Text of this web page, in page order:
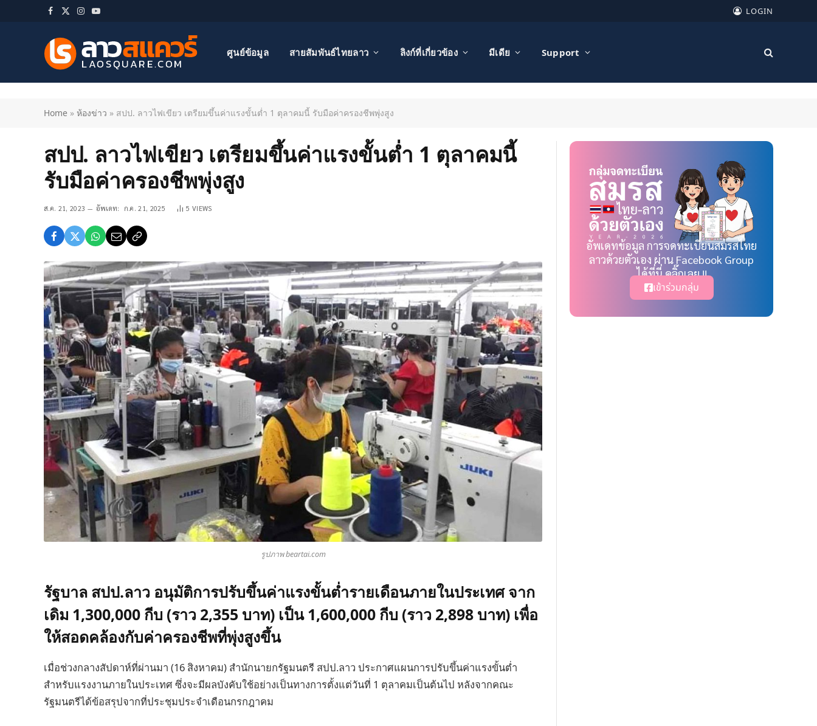
Facebook
X
Instagram
YouTube LOGIN
ศูนย์ข้อมูล สายสัมพันธ์ไทยลาว ลิงก์ที่เกี่ยวข้อง มีเดีย Support
Home » ห้องข่าว » สปป. ลาวไฟเขียว เตรียมขึ้นค่าแรงขั้นต่ำ 1 ตุลาคมนี้ รับมือค่าครองชีพพุ่งสูง
สปป. ลาวไฟเขียว เตรียมขึ้นค่าแรงขั้นต่ำ 1 ตุลาคมนี้
รับมือค่าครองชีพพุ่งสูง
ส.ค. 21, 2023 อัพเดท: ก.ค. 21, 2025 5 VIEWS
รูปภาพ beartai.com
รัฐบาล สปป.ลาว อนุมัติการปรับขึ้นค่าแรงขั้นต่ำรายเดือนภายในประเทศ จาก
เดิม 1,300,000 กีบ (ราว 2,355 บาท) เป็น 1,600,000 กีบ (ราว 2,898 บาท) เพื่อ
ให้สอดคล้องกับค่าครองชีพที่พุ่งสูงขึ้น
เมื่อช่วงกลางสัปดาห์ที่ผ่านมา (16 สิงหาคม) สำนักนายกรัฐมนตรี สปป.ลาว ประกาศแผนการปรับขึ้นค่าแรงขั้นต่ำ
สำหรับแรงงานภายในประเทศ ซึ่งจะมีผลบังคับใช้อย่างเป็นทางการตั้งแต่วันที่ 1 ตุลาคมเป็นต้นไป หลังจากคณะ
รัฐมนตรีได้ข้อสรุปจากที่ประชุมประจำเดือนกรกฎาคม
อัพเดทข้อมูล การจดทะเบียนสมรสไทย
ลาวด้วยตัวเอง ผ่าน Facebook Group
ได้ที่นี่ คลิ๊กเลย !!
เข้าร่วมกลุ่ม